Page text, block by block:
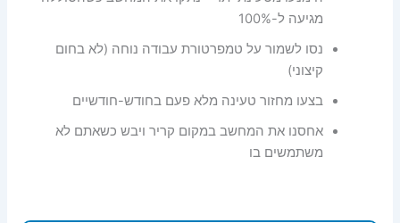
מגיעה ל-100%
נסו לשמור על טמפרטורת עבודה נוחה (לא בחום
קיצוני)
בצעו מחזור טעינה מלא פעם בחודש-חודשיים
אחסנו את המחשב במקום קריר ויבש כשאתם לא
משתמשים בו